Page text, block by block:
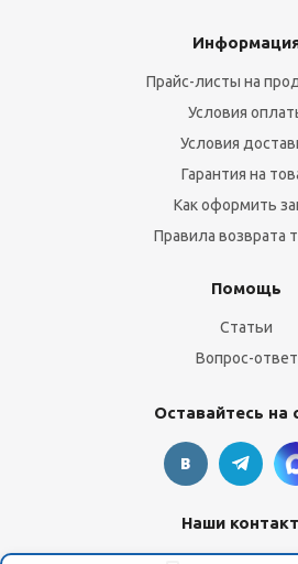
Прайс-листы на
Условия
Условия
Гарантия на
Как оформить
Правила возврата
Помощь
Статьи
Вопрос-ответ
Оставайтесь на
Наши